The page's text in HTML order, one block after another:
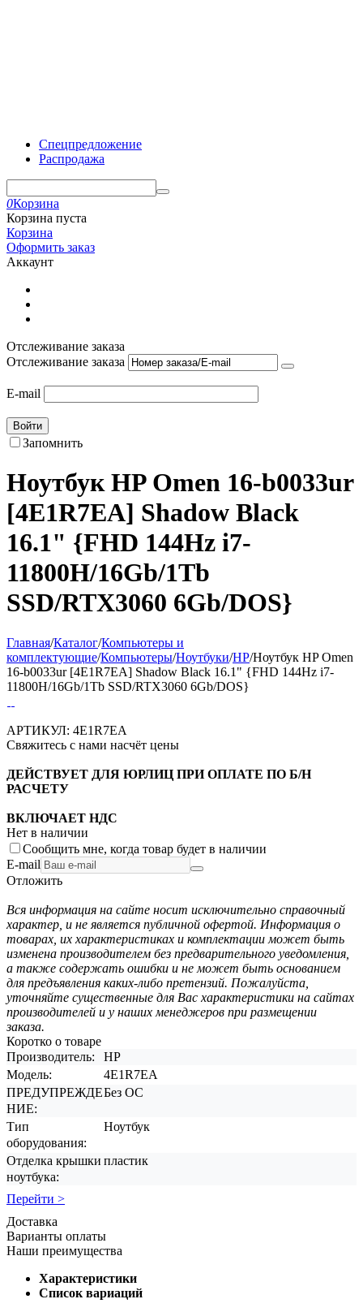
Спецпредложение
Распродажа
0Корзина
Корзина пуста
Корзина
Оформить заказ
Аккаунт
Отслеживание заказа
Отслеживание заказа
E-mail
Войти
Запомнить
Ноутбук HP Omen 16-b0033ur
[4E1R7EA] Shadow Black
16.1" {FHD 144Hz i7-
11800H/16Gb/1Tb
SSD/RTX3060 6Gb/DOS}
Главная/Каталог/Компьютеры и
комплектующие/Компьютеры/Ноутбуки/HP/Ноутбук HP Omen
16-b0033ur [4E1R7EA] Shadow Black 16.1" {FHD 144Hz i7-
11800H/16Gb/1Tb SSD/RTX3060 6Gb/DOS}
АРТИКУЛ: 4E1R7EA
Свяжитесь с нами насчёт цены
ДЕЙСТВУЕТ ДЛЯ ЮРЛИЦ ПРИ ОПЛАТЕ ПО Б/Н
РАСЧЕТУ
ВКЛЮЧАЕТ НДС
Нет в наличии
Сообщить мне, когда товар будет в наличии
E-mail
Отложить
Вся информация на сайте носит исключительно справочный
характер, и не является публичной офертой. Информация о
товарах, их характеристиках и комплектации может быть
изменена производителем без предварительного уведомления,
а также содержать ошибки и не может быть основанием
для предъявления каких-либо претензий. Пожалуйста,
уточняйте существенные для Вас характеристики на сайтах
производителей и у наших менеджеров при размещении
заказа.
Коротко о товаре
Производитель:
HP
Модель:
4E1R7EA
ПРЕДУПРЕЖДЕ
НИЕ:
Без ОС
Тип
оборудования:
Ноутбук
Отделка крышки
ноутбука:
пластик
Перейти >
Доставка
Варианты оплаты
Наши преимущества
Характеристики
Список вариаций